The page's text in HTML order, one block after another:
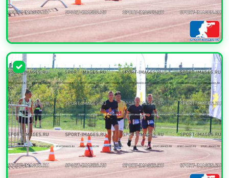
УВЕЛИЧИТЬ